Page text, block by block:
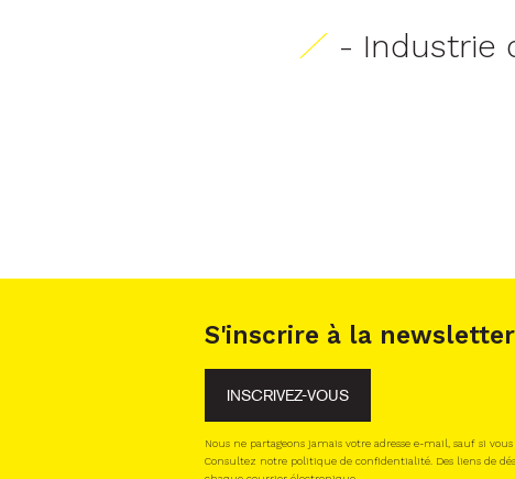
- Industrie
S'inscrire à la newsletter
INSCRIVEZ-VOUS
Nous ne partageons jamais votre adresse e-mail, sauf si
Consultez notre politique de confidentialité. Des liens de